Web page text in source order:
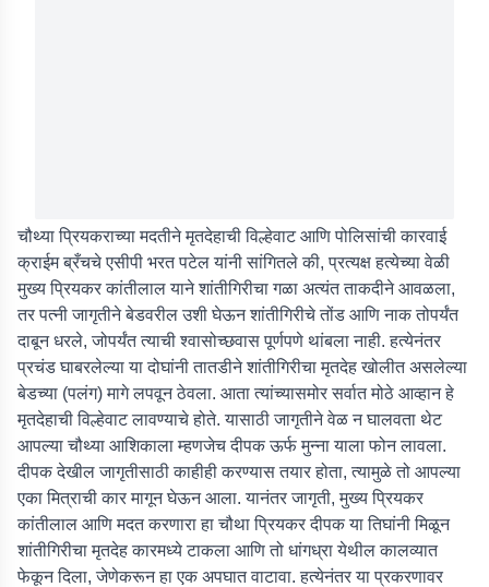
चौथ्या प्रियकराच्या मदतीने मृतदेहाची विल्हेवाट आणि पोलिसांची कारवाई
क्राईम ब्रँचचे एसीपी भरत पटेल यांनी सांगितले की, प्रत्यक्ष हत्येच्या वेळी
मुख्य प्रियकर कांतीलाल याने शांतीगिरीचा गळा अत्यंत ताकदीने आवळला,
तर पत्नी जागृतीने बेडवरील उशी घेऊन शांतीगिरीचे तोंड आणि नाक तोपर्यंत
दाबून धरले, जोपर्यंत त्याची श्वासोच्छवास पूर्णपणे थांबला नाही. हत्येनंतर
प्रचंड घाबरलेल्या या दोघांनी तातडीने शांतीगिरीचा मृतदेह खोलीत असलेल्या
बेडच्या (पलंग) मागे लपवून ठेवला. आता त्यांच्यासमोर सर्वात मोठे आव्हान हे
मृतदेहाची विल्हेवाट लावण्याचे होते. यासाठी जागृतीने वेळ न घालवता थेट
आपल्या चौथ्या आशिकाला म्हणजेच दीपक ऊर्फ मुन्ना याला फोन लावला.
दीपक देखील जागृतीसाठी काहीही करण्यास तयार होता, त्यामुळे तो आपल्या
एका मित्राची कार मागून घेऊन आला. यानंतर जागृती, मुख्य प्रियकर
कांतीलाल आणि मदत करणारा हा चौथा प्रियकर दीपक या तिघांनी मिळून
शांतीगिरीचा मृतदेह कारमध्ये टाकला आणि तो धांगध्रा येथील कालव्यात
फेकून दिला, जेणेकरून हा एक अपघात वाटावा. हत्येनंतर या प्रकरणावर